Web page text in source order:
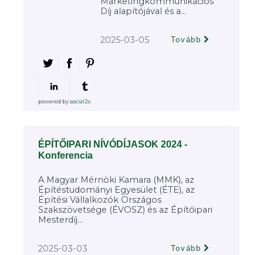
Díj alapítójával és a...
2025-03-05 Tovább
powered bysocial2s
ÉPÍTŐIPARI NÍVÓDÍJASOK 2024 -
Konferencia
A Magyar Mérnöki Kamara (MMK), az
Építéstudományi Egyesület (ÉTE), az
Építési Vállalkozók Országos
Szakszövetsége (ÉVOSZ) és az Építőipari
Mesterdíj...
2025-03-03 Tovább